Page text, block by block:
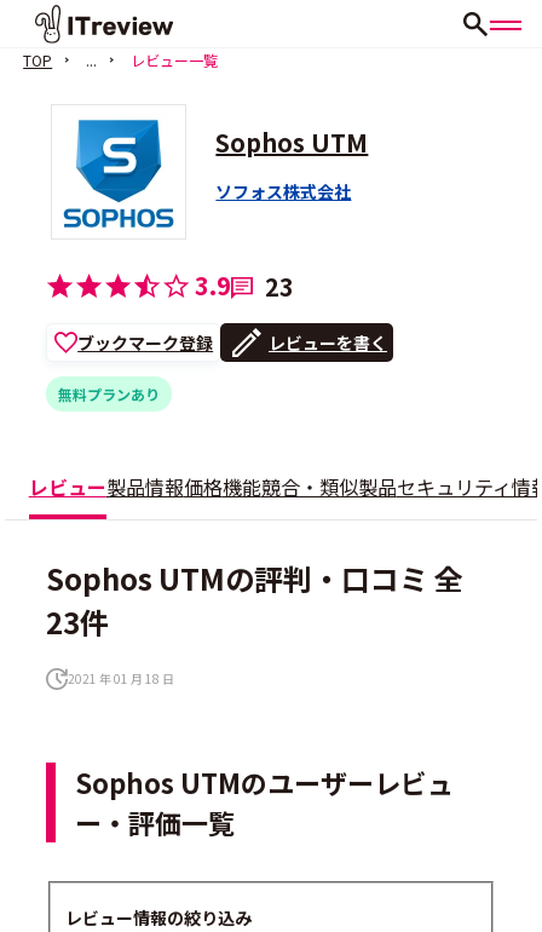
TOP ... レビュー一覧
Sophos UTM
ソフォス株式会社
3.9 23
ブックマーク登録 レビューを書く
無料プランあり
レビュー製品情報価格機能競合・類似製品セキュリティ情
Sophos UTMの評判・口コミ 全
23件
2021 年 01 月 18 日
Sophos UTMのユーザーレビュ
ー・評価一覧
レビュー情報の絞り込み